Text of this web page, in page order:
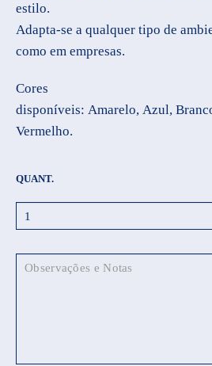
estilo.
Adapta-se a qualquer tipo de
como em empresas.
Cores
disponíveis: Amarelo, Azul,
Vermelho.
QUANT.